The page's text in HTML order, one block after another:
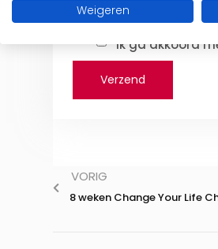
Ik ga akkoord
VORIG
8 weken Change Your Life
Weigeren